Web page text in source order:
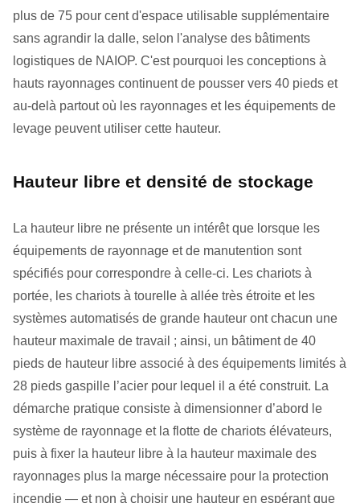
plus de 75 pour cent d'espace utilisable supplémentaire
sans agrandir la dalle, selon l'analyse des bâtiments
logistiques de NAIOP. C'est pourquoi les conceptions à
hauts rayonnages continuent de pousser vers 40 pieds et
au-delà partout où les rayonnages et les équipements de
levage peuvent utiliser cette hauteur.
Hauteur libre et densité de stockage
La hauteur libre ne présente un intérêt que lorsque les
équipements de rayonnage et de manutention sont
spécifiés pour correspondre à celle-ci. Les chariots à
portée, les chariots à tourelle à allée très étroite et les
systèmes automatisés de grande hauteur ont chacun une
hauteur maximale de travail ; ainsi, un bâtiment de 40
pieds de hauteur libre associé à des équipements limités à
28 pieds gaspille l’acier pour lequel il a été construit. La
démarche pratique consiste à dimensionner d’abord le
système de rayonnage et la flotte de chariots élévateurs,
puis à fixer la hauteur libre à la hauteur maximale des
rayonnages plus la marge nécessaire pour la protection
incendie — et non à choisir une hauteur en espérant que